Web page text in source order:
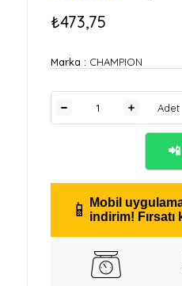
₺473,75
Marka : CHAMPION
Adet
📱 Mobil
indirim! Fırsatı